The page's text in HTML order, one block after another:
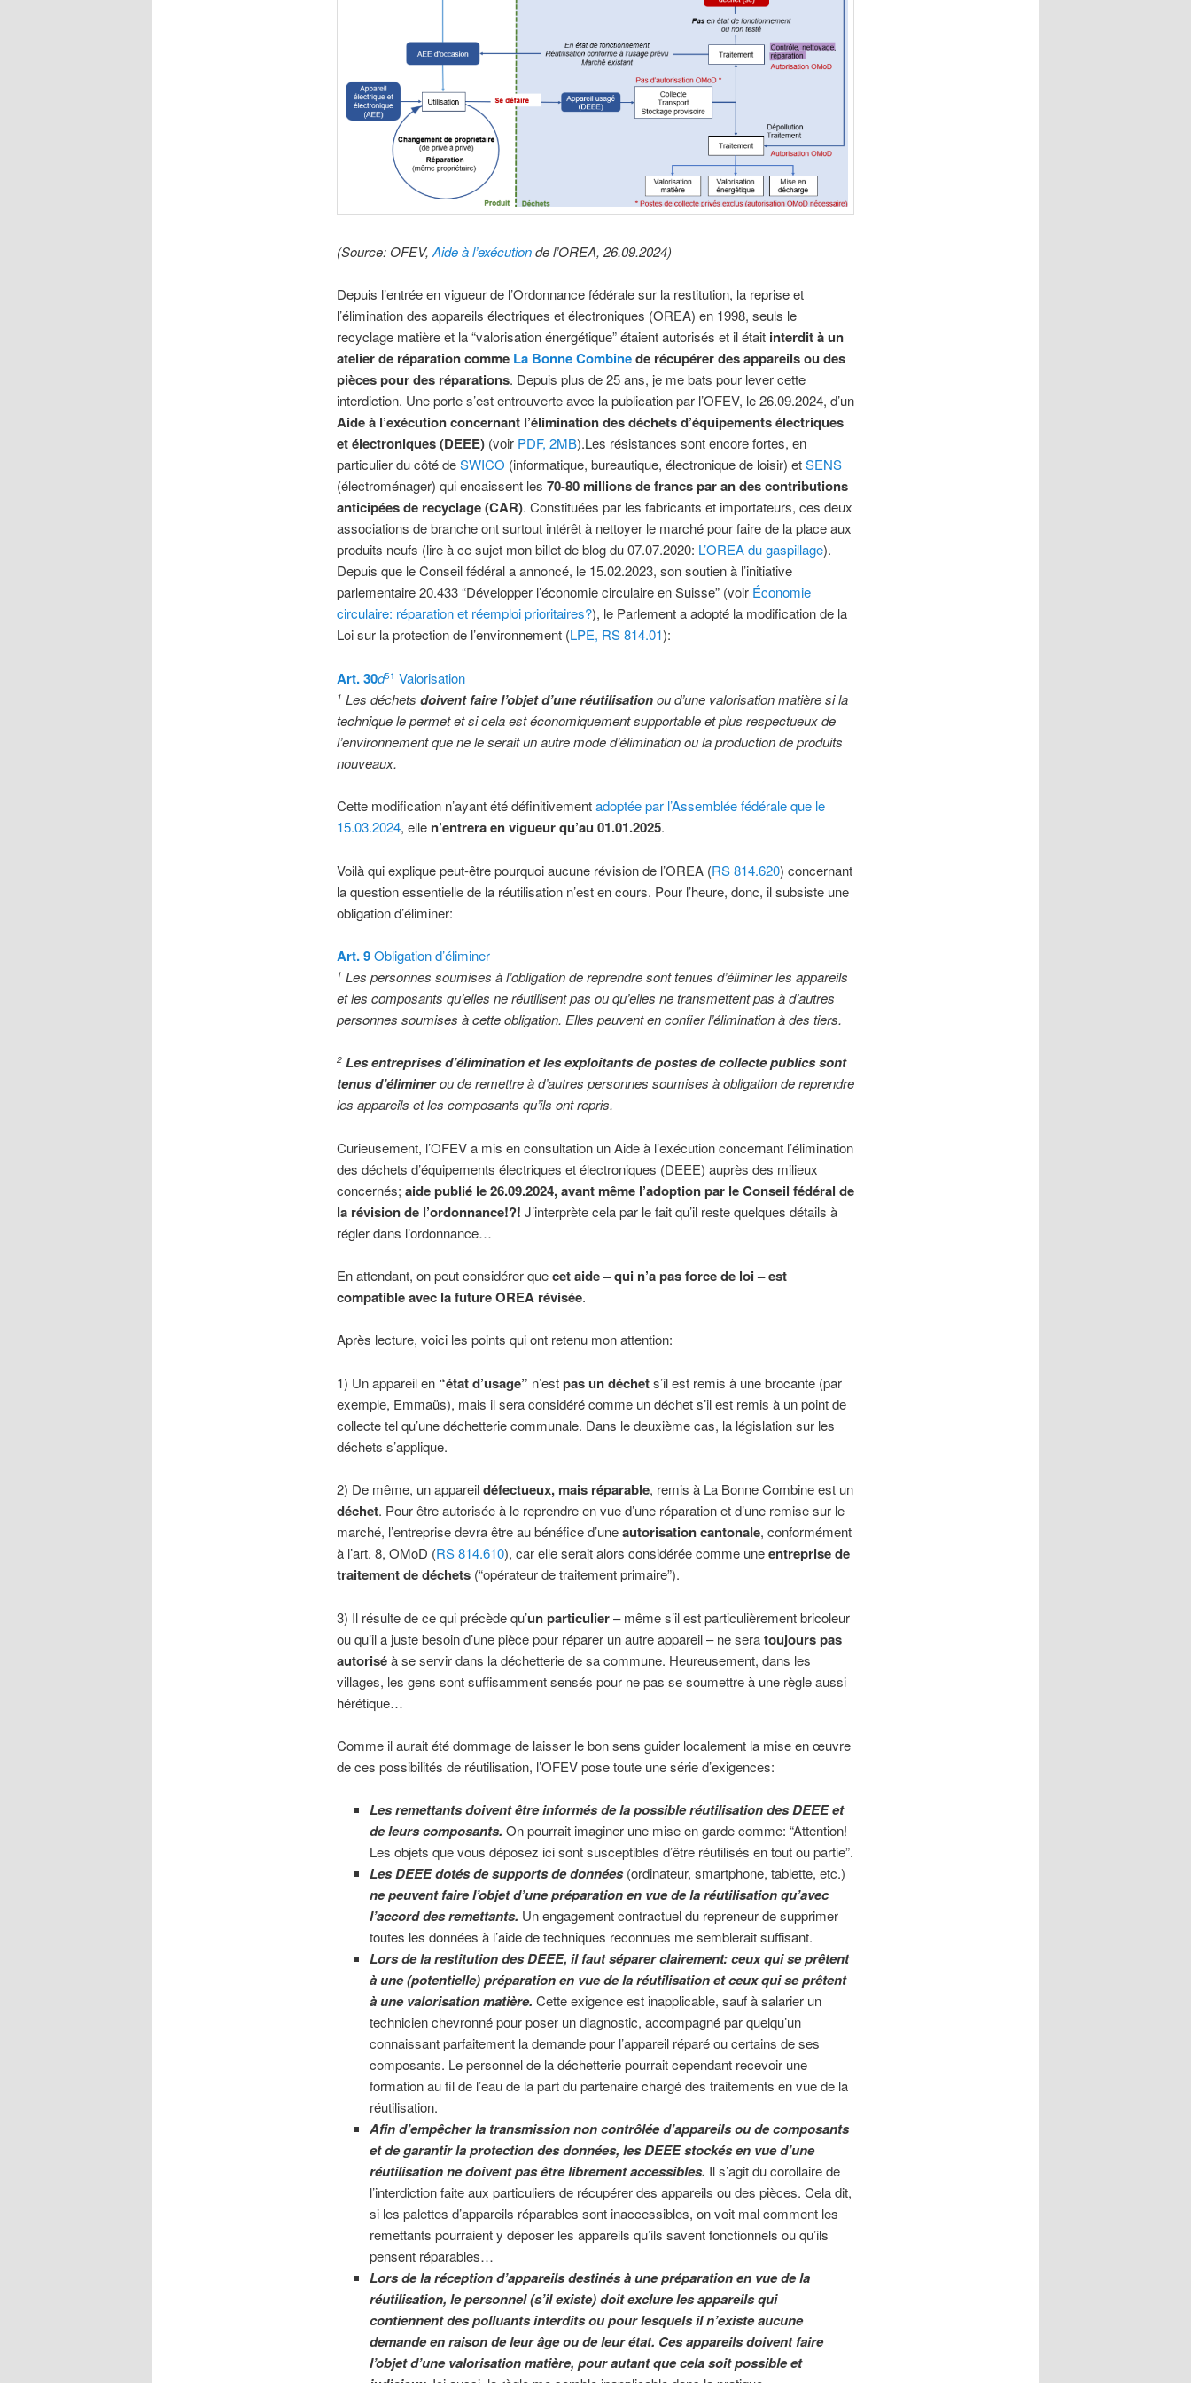
(Source: OFEV, Aide à l’exécutionde l’OREA, 26.09.2024)
Depuis l’entrée en vigueur de l’Ordonnance fédérale sur la restitution, la reprise et
l’élimination des appareils électriques et électroniques (OREA) en 1998, seuls le
recyclage matière et la “valorisation énergétique” étaient autorisés et il était interdit à un
atelier de réparation comme La Bonne Combinede récupérer des appareils ou des
pièces pour des réparations. Depuis plus de 25 ans, je me bats pour lever cette
interdiction. Une porte s’est entrouverte avec la publication par l’OFEV, le 26.09.2024, d’un
Aide à l’exécution concernant l’élimination des déchets d’équipements électriques
et électroniques (DEEE)(voir PDF, 2MB).Les résistances sont encore fortes, en
particulier du côté deSWICO (informatique, bureautique, électronique de loisir) etSENS
(électroménager) qui encaissent les 70-80 millions de francs par an des contributions
anticipées de recyclage (CAR). Constituées par les fabricants et importateurs, ces deux
associations de branche ont surtout intérêt à nettoyer le marché pour faire de la place aux
produits neufs (lire à ce sujet mon billet de blog du 07.07.2020: L’OREA du gaspillage).
Depuis que le Conseil fédéral a annoncé, le 15.02.2023, son soutien à l’initiative
parlementaire 20.433 “Développer l’économie circulaire en Suisse” (voir Économie
circulaire: réparation et réemploi prioritaires?), le Parlement a adopté la modification de la
Loi sur la protection de l’environnement (LPE, RS 814.01):
Art. 30d51 Valorisation
1 Les déchets doivent faire l’objet d’une réutilisationou d’une valorisation matière si la
technique le permet et si cela est économiquement supportable et plus respectueux de
l’environnement que ne le serait un autre mode d’élimination ou la production de produits
nouveaux.
Cette modification n’ayant été définitivementadoptée par l’Assemblée fédérale que le
15.03.2024, elle n’entrera en vigueur qu’au 01.01.2025.
Voilà qui explique peut-être pourquoi aucune révision de l’OREA (RS 814.620) concernant
la question essentielle de la réutilisation n’est en cours. Pour l’heure, donc, il subsiste une
obligation d’éliminer:
Art. 9Obligation d’éliminer
1 Les personnes soumises à l’obligation de reprendre sont tenues d’éliminer les appareils
et les composants qu’elles ne réutilisent pas ou qu’elles ne transmettent pas à d’autres
personnes soumises à cette obligation. Elles peuvent en confier l’élimination à des tiers.
2 Les entreprises d’élimination et les exploitants de postes de collecte publics sont
tenus d’éliminerou de remettre à d’autres personnes soumises à obligation de reprendre
les appareils et les composants qu’ils ont repris.
Curieusement, l’OFEV a mis en consultation un Aide à l’exécution concernant l’élimination
des déchets d’équipements électriques et électroniques (DEEE) auprès des milieux
concernés; aide publié le 26.09.2024, avant même l’adoption par le Conseil fédéral de
la révision de l’ordonnance!?! J’interprète cela par le fait qu’il reste quelques détails à
régler dans l’ordonnance…
En attendant, on peut considérer quecet aide – qui n’a pas force de loi – est
compatible avec la future OREA révisée.
Après lecture, voici les points qui ont retenu mon attention:
1) Un appareil en “état d’usage” n’estpas un déchets’il est remis à une brocante (par
exemple, Emmaüs), mais il sera considéré comme un déchet s’il est remis à un point de
collecte tel qu’une déchetterie communale. Dans le deuxième cas, la législation sur les
déchets s’applique.
2) De même, un appareildéfectueux, mais réparable, remis à La Bonne Combine est un
déchet. Pour être autorisée à le reprendre en vue d’une réparation et d’une remise sur le
marché, l’entreprise devra être au bénéfice d’uneautorisation cantonale, conformément
à l’art. 8, OMoD (RS 814.610), car elle serait alors considérée comme uneentreprise de
traitement de déchets(“opérateur de traitement primaire”).
3) Il résulte de ce qui précède qu’un particulier– même s’il est particulièrement bricoleur
ou qu’il a juste besoin d’une pièce pour réparer un autre appareil – ne seratoujours pas
autoriséà se servir dans la déchetterie de sa commune. Heureusement, dans les
villages, les gens sont suffisamment sensés pour ne pas se soumettre à une règle aussi
hérétique…
Comme il aurait été dommage de laisser le bon sens guider localement la mise en œuvre
de ces possibilités de réutilisation, l’OFEV pose toute une série d’exigences:
Les remettants doivent être informés de la possible réutilisation des DEEE et
de leurs composants. On pourrait imaginer une mise en garde comme: “Attention!
Les objets que vous déposez ici sont susceptibles d’être réutilisés en tout ou partie”.
Les DEEE dotés de supports de données(ordinateur, smartphone, tablette, etc.)
ne peuvent faire l’objet d’une préparation en vue de la réutilisation qu’avec
l’accord des remettants. Un engagement contractuel du repreneur de supprimer
toutes les données à l’aide de techniques reconnues me semblerait suffisant.
Lors de la restitution des DEEE, il faut séparer clairement: ceux qui se prêtent
à une (potentielle) préparation en vue de la réutilisation et ceux qui se prêtent
à une valorisation matière. Cette exigence est inapplicable, sauf à salarier un
technicien chevronné pour poser un diagnostic, accompagné par quelqu’un
connaissant parfaitement la demande pour l’appareil réparé ou certains de ses
composants. Le personnel de la déchetterie pourrait cependant recevoir une
formation au fil de l’eau de la part du partenaire chargé des traitements en vue de la
réutilisation.
Afin d’empêcher la transmission non contrôlée d’appareils ou de composants
et de garantir la protection des données, les DEEE stockés en vue d’une
réutilisation ne doivent pas être librement accessibles. Il s’agit du corollaire de
l’interdiction faite aux particuliers de récupérer des appareils ou des pièces. Cela dit,
si les palettes d’appareils réparables sont inaccessibles, on voit mal comment les
remettants pourraient y déposer les appareils qu’ils savent fonctionnels ou qu’ils
pensent réparables…
Lors de la réception d’appareils destinés à une préparation en vue de la
réutilisation, le personnel (s’il existe) doit exclure les appareils qui
contiennent des polluants interdits ou pour lesquels il n’existe aucune
demande en raison de leur âge ou de leur état. Ces appareils doivent faire
l’objet d’une valorisation matière, pour autant que cela soit possible et